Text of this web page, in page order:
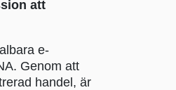
att
e-
Genom att
handel, är